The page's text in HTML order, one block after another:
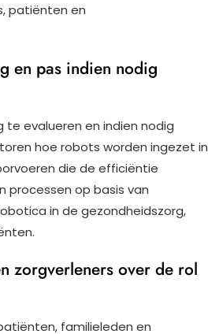
patiënten en
en pas indien nodig
evalueren en indien nodig
hoe robots worden ingezet in
die de efficiëntie
processen op basis van
in de gezondheidszorg,
zorgverleners over de rol
familieleden en